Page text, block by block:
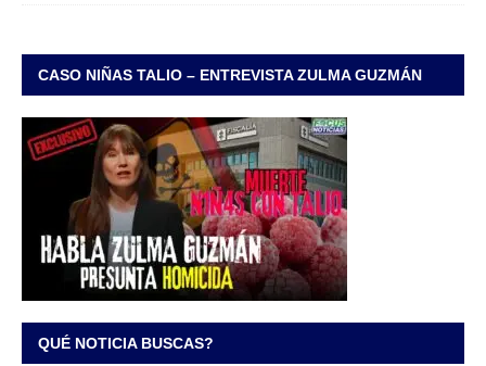
CASO NIÑAS TALIO – ENTREVISTA ZULMA GUZMÁN
QUÉ NOTICIA BUSCAS?